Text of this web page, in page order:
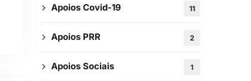
Apoios Covid-19 11
Apoios PRR 2
Apoios Sociais 1